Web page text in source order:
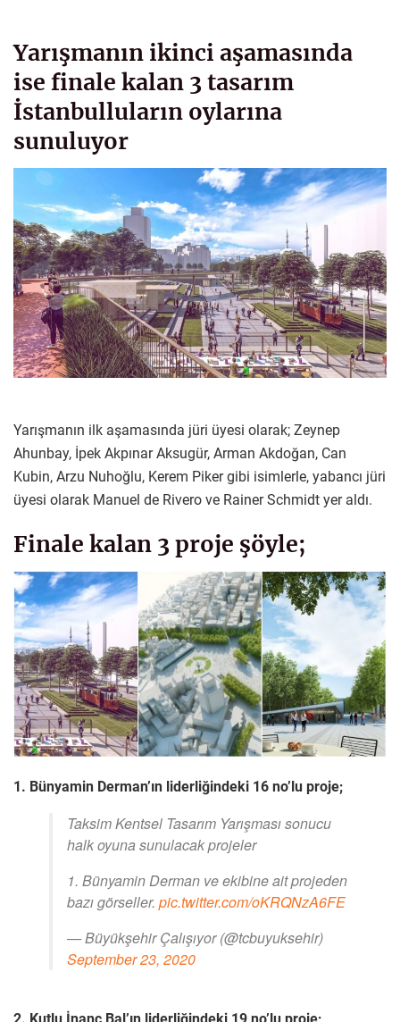
Yarışmanın ikinci aşamasında
ise finale kalan 3 tasarım
İstanbulluların oylarına
sunuluyor
Yarışmanın ilk aşamasında jüri üyesi olarak; Zeynep
Ahunbay, İpek Akpınar Aksugür, Arman Akdoğan, Can
Kubin, Arzu Nuhoğlu, Kerem Piker gibi isimlerle, yabancı jüri
üyesi olarak Manuel de Rivero ve Rainer Schmidt yer aldı.
Finale kalan 3 proje şöyle;
1. Bünyamin Derman’ın liderliğindeki 16 no’lu proje;
Taksim Kentsel Tasarım Yarışması sonucu
halk oyuna sunulacak projeler
1. Bünyamin Derman ve ekibine ait projeden
bazı görseller. pic.twitter.com/oKRQNzA6FE
— Büyükşehir Çalışıyor (@tcbuyuksehir)
September 23, 2020